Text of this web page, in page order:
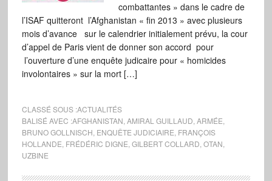
combattantes » dans le cadre de
l’ISAF quitteront l’Afghanistan « fin 2013 » avec plusieurs
mois d’avance sur le calendrier initialement prévu, la cour
d’appel de Paris vient de donner son accord pour
l’ouverture d’une enquête judicaire pour « homicides
involontaires » sur la mort […]
CLASSÉ SOUS :ACTUALITÉS
BALISÉ AVEC :AFGHANISTAN AMIRAL GUILLAUD ARMÉE
BRUNO GOLLNISCH ENQUÊTE JUDICIAIRE FRANÇOIS
HOLLANDE FRÉDÉRIC DIGNE GILBERT COLLARD OTAN
UZBINE